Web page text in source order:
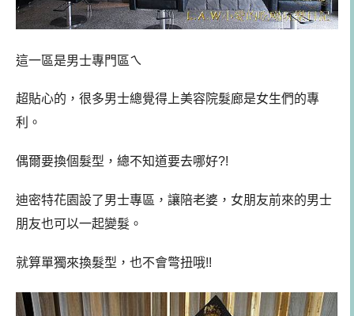
這一區是男士專門區ㄟ
超貼心的，很多男士總覺得上美容院髮廊是女生們的專
利。
偶爾要換個髮型，總不知道要去哪好?!
迪密特花園設了男士專區，讓陪老婆，女朋友前來的男士
朋友也可以一起變髮。
就算單獨來換髮型，也不會彆扭哦!!